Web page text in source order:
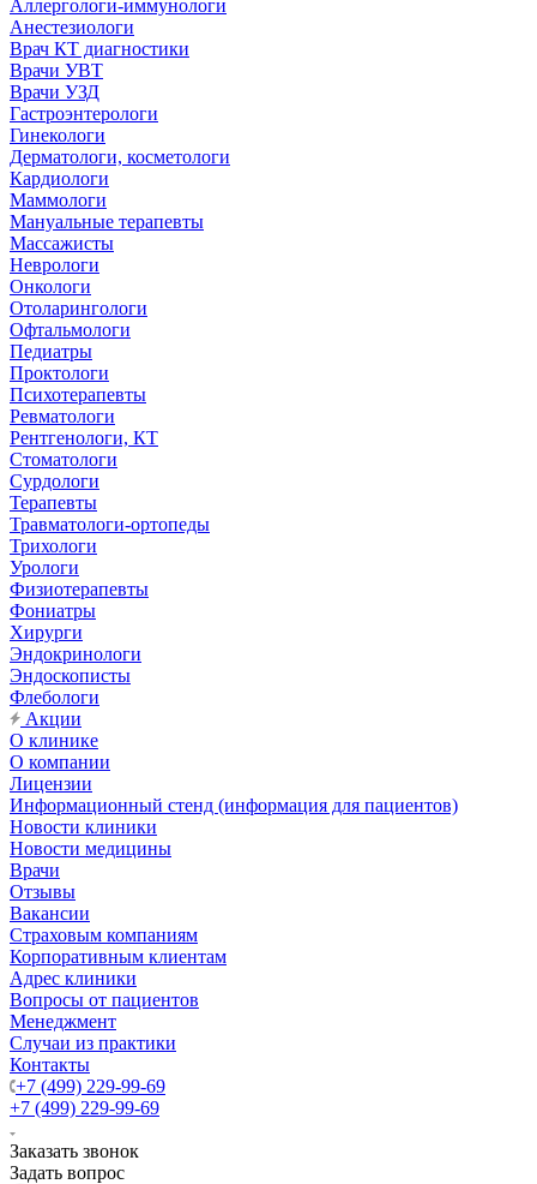
Аллергологи-иммунологи
Анестезиологи
Врач КТ диагностики
Врачи УВТ
Врачи УЗД
Гастроэнтерологи
Гинекологи
Дерматологи, косметологи
Кардиологи
Маммологи
Мануальные терапевты
Массажисты
Неврологи
Онкологи
Отоларингологи
Офтальмологи
Педиатры
Проктологи
Психотерапевты
Ревматологи
Рентгенологи, КТ
Стоматологи
Сурдологи
Терапевты
Травматологи-ортопеды
Трихологи
Урологи
Физиотерапевты
Фониатры
Хирурги
Эндокринологи
Эндоскописты
Флебологи
Акции
О клинике
О компании
Лицензии
Информационный стенд (информация для пациентов)
Новости клиники
Новости медицины
Врачи
Отзывы
Вакансии
Страховым компаниям
Корпоративным клиентам
Адрес клиники
Вопросы от пациентов
Менеджмент
Случаи из практики
Контакты
+7 (499) 229-99-69
+7 (499) 229-99-69
Заказать звонок
Задать вопрос